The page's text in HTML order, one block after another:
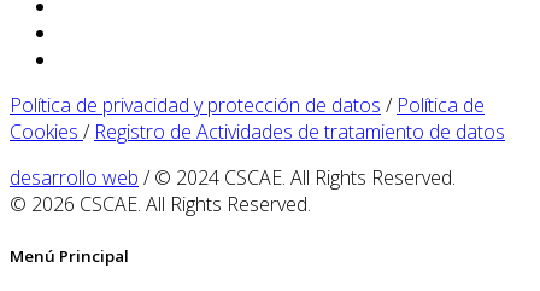
Política de privacidad y protección de datos / Política de
Cookies / Registro de Actividades de tratamiento de datos
desarrollo web / © 2024 CSCAE. All Rights Reserved.
© 2026 CSCAE. All Rights Reserved.
Menú Principal